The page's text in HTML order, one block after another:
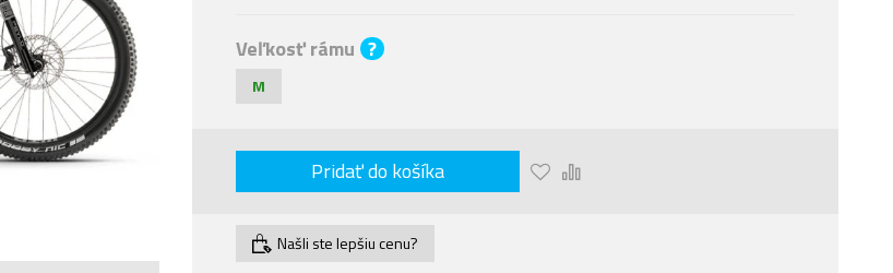
Veľkosť rámu ?
M
Pridať do košíka
Našli ste lepšiu cenu?